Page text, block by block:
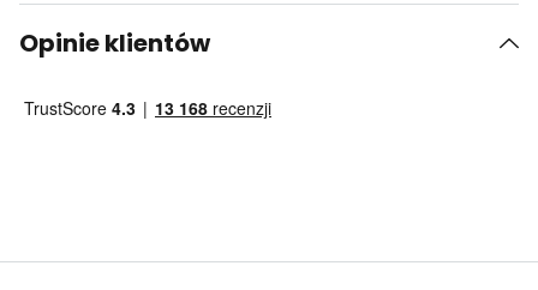
Opinie klientów